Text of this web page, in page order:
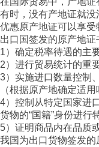
有时，没有产地证就没
优惠原产地证可以享受
出口国签发的原产地证
1）确定税率待遇的主
2）进行贸易统计的重
3）实施进口数量控制
（根据原产地确定适
4）控制从特定国家进
货物的“国籍”身份进行
5）证明商品内在品质
我国为出口货物签发